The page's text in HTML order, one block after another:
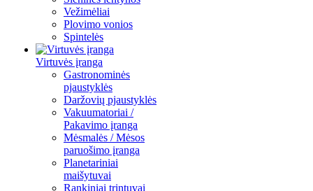
Vežimėliai
Plovimo vonios
Spintelės
Virtuvės įranga
Gastronominės
pjaustyklės
Daržovių pjaustyklės
Vakuumatoriai /
Pakavimo įranga
Mėsmalės / Mėsos
paruošimo įranga
Planetariniai
maišytuvai
Rankiniai trintuvai